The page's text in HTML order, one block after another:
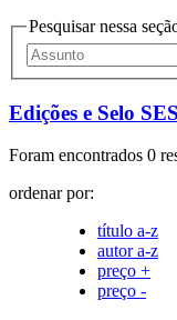
Pesquisar nessa
Edições e Selo
Foram encontrados 0
ordenar por:
título a-z
autor a-z
preço +
preço -